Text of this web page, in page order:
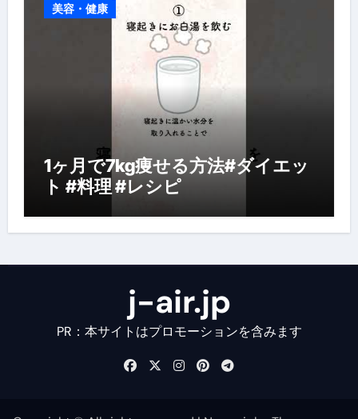
美容・健康
1ヶ月で7kg痩せる方法#ダイエッ
ト #料理 #レシピ
j-air.jp
PR：本サイトはプロモーションを含みます